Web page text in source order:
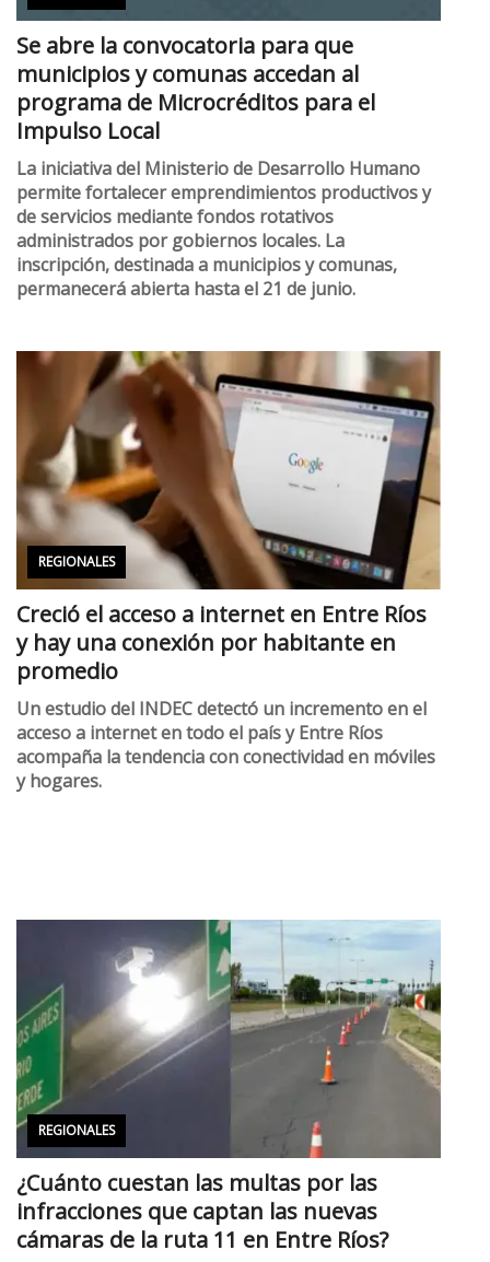
Se abre la convocatoria para que
municipios y comunas accedan al
programa de Microcréditos para el
Impulso Local
La iniciativa del Ministerio de Desarrollo Humano
permite fortalecer emprendimientos productivos y
de servicios mediante fondos rotativos
administrados por gobiernos locales. La
inscripción, destinada a municipios y comunas,
permanecerá abierta hasta el 21 de junio.
REGIONALES
Creció el acceso a internet en Entre Ríos
y hay una conexión por habitante en
promedio
Un estudio del INDEC detectó un incremento en el
acceso a internet en todo el país y Entre Ríos
acompaña la tendencia con conectividad en móviles
y hogares.
REGIONALES
¿Cuánto cuestan las multas por las
infracciones que captan las nuevas
cámaras de la ruta 11 en Entre Ríos?